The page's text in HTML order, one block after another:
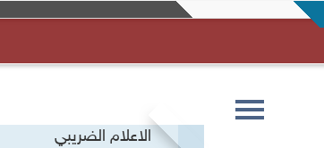
Toggle
الاعلام الضريبي